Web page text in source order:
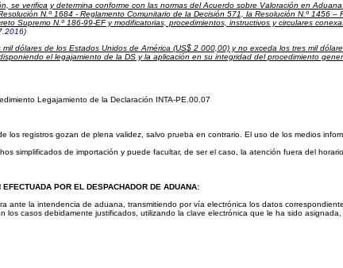
se verifica y determina conforme con las normas del Acuerdo sobre Valoración en
N.º 1684 - Reglamento Comunitario de la Decisión 571, la Resolución N.º
Supremo N.º 186-99-EF y modificatorias, procedimientos, instructivos y circulares
dólares de los Estados Unidos de América (US$ 2 000,00) y no exceda los tres mil
el legajamiento de la DS y la aplicación en su integridad del procedimiento
Legajamiento de la Declaración INTA-PE.00.07
registros gozan de plena validez, salvo prueba en contrario. El uso de los medios
simplificados de importación y puede facultar, de ser el caso, la atención fuera del
POR EL DESPACHADOR DE ADUANA:
ante la intendencia de aduana, transmitiendo por vía electrónica los datos
casos debidamente justificados, utilizando la clave electrónica que le ha sido asignada,